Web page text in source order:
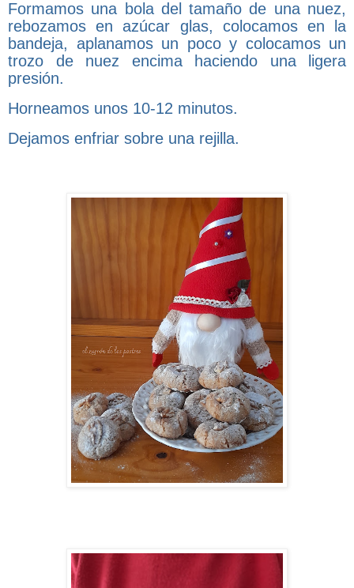
Formamos una bola del tamaño de una nuez,
rebozamos en azúcar glas, colocamos en la
bandeja, aplanamos un poco y colocamos un
trozo de nuez encima haciendo una ligera
presión.
Horneamos unos 10-12 minutos.
Dejamos enfriar sobre una rejilla.